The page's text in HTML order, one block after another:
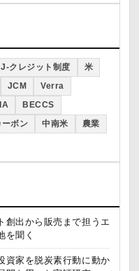
J-クレジット制度 米
JCM Verra
BECCS
ーボン 中南米 農業
創出から販売まで担うエ
を聞く
資家を脱炭素行動に動か